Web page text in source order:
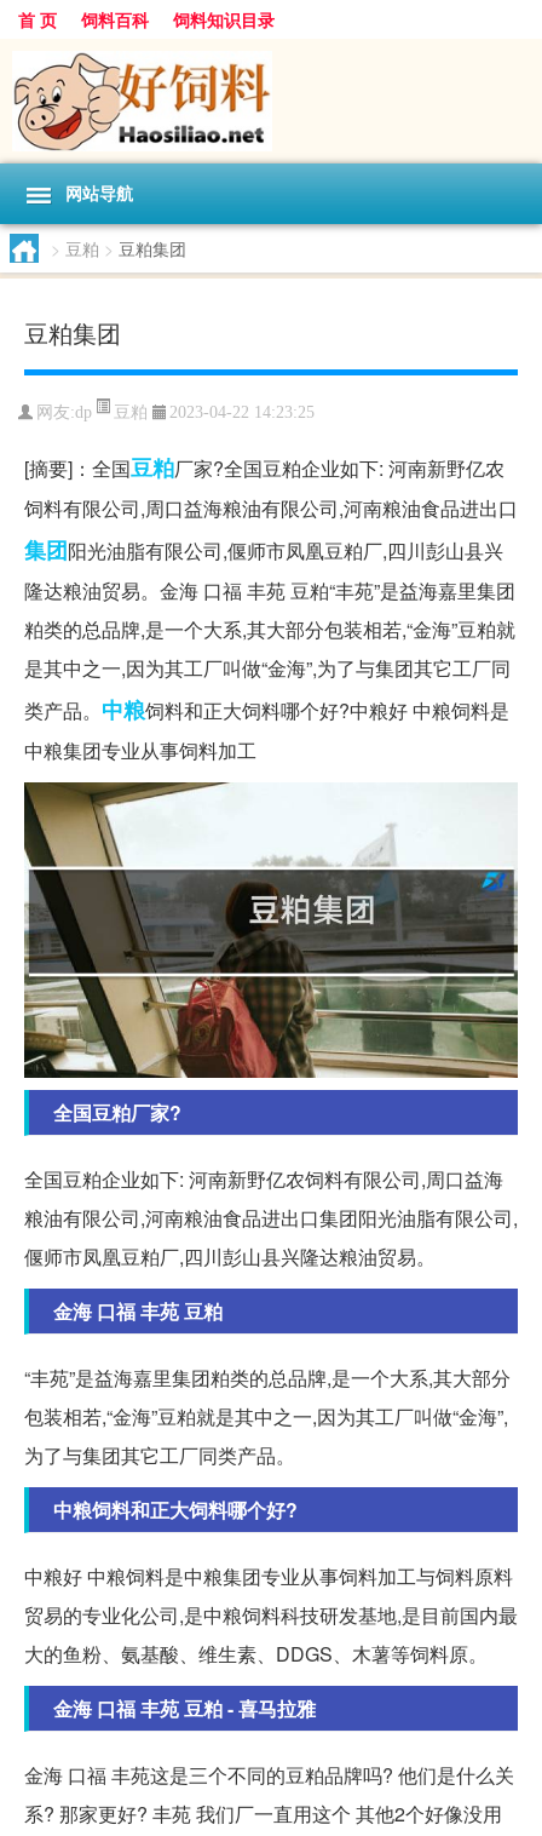
首 页 饲料百科 饲料知识目录
网站导航
> 豆粕 > 豆粕集团
豆粕集团
网友:dp 豆粕 2023-04-22 14:23:25
[摘要]：全国豆粕厂家?全国豆粕企业如下: 河南新野亿农
饲料有限公司,周口益海粮油有限公司,河南粮油食品进出口
集团阳光油脂有限公司,偃师市凤凰豆粕厂,四川彭山县兴
隆达粮油贸易。金海 口福 丰苑 豆粕“丰苑”是益海嘉里集团
粕类的总品牌,是一个大系,其大部分包装相若,“金海”豆粕就
是其中之一,因为其工厂叫做“金海”,为了与集团其它工厂同
类产品。 中粮饲料和正大饲料哪个好?中粮好 中粮饲料是
中粮集团专业从事饲料加工
全国豆粕厂家?
全国豆粕企业如下: 河南新野亿农饲料有限公司,周口益海
粮油有限公司,河南粮油食品进出口集团阳光油脂有限公司,
偃师市凤凰豆粕厂,四川彭山县兴隆达粮油贸易。
金海 口福 丰苑 豆粕
“丰苑”是益海嘉里集团粕类的总品牌,是一个大系,其大部分
包装相若,“金海”豆粕就是其中之一,因为其工厂叫做“金海”,
为了与集团其它工厂同类产品。
中粮饲料和正大饲料哪个好?
中粮好 中粮饲料是中粮集团专业从事饲料加工与饲料原料
贸易的专业化公司,是中粮饲料科技研发基地,是目前国内最
大的鱼粉、氨基酸、维生素、DDGS、木薯等饲料原。
金海 口福 丰苑 豆粕 - 喜马拉雅
金海 口福 丰苑这是三个不同的豆粕品牌吗? 他们是什么关
系? 那家更好? 丰苑 我们厂一直用这个 其他2个好像没用